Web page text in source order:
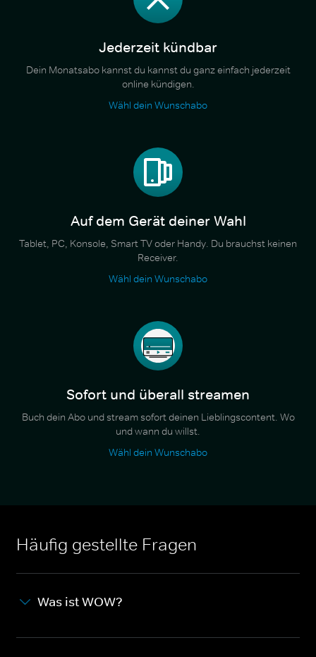
Jederzeit kündbar
Dein Monatsabo kannst du kannst du ganz einfach jederzeit
online kündigen.
Wähl dein Wunschabo
Auf dem Gerät deiner Wahl
Tablet, PC, Konsole, Smart TV oder Handy. Du brauchst keinen
Receiver.
Wähl dein Wunschabo
Sofort und überall streamen
Buch dein Abo und stream sofort deinen Lieblingscontent. Wo
und wann du willst.
Wähl dein Wunschabo
Häufig gestellte Fragen
Was ist WOW?